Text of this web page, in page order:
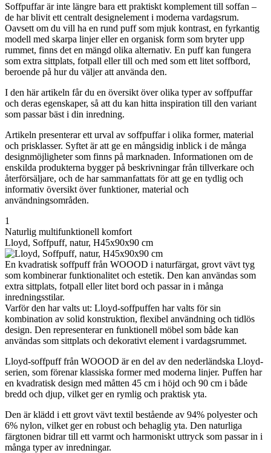
Soffpuffar är inte längre bara ett praktiskt komplement till soffan –
de har blivit ett centralt designelement i moderna vardagsrum.
Oavsett om du vill ha en rund puff som mjuk kontrast, en fyrkantig
modell med skarpa linjer eller en organisk form som bryter upp
rummet, finns det en mängd olika alternativ. En puff kan fungera
som extra sittplats, fotpall eller till och med som ett litet soffbord,
beroende på hur du väljer att använda den.
I den här artikeln får du en översikt över olika typer av soffpuffar
och deras egenskaper, så att du kan hitta inspiration till den variant
som passar bäst i din inredning.
Artikeln presenterar ett urval av soffpuffar i olika former, material
och prisklasser. Syftet är att ge en mångsidig inblick i de många
designmöjligheter som finns på marknaden. Informationen om de
enskilda produkterna bygger på beskrivningar från tillverkare och
återförsäljare, och de har sammanfattats för att ge en tydlig och
informativ översikt över funktioner, material och
användningsområden.
1
Naturlig multifunktionell komfort
Lloyd, Soffpuff, natur, H45x90x90 cm
En kvadratisk soffpuff från WOOOD i naturfärgat, grovt vävt tyg
som kombinerar funktionalitet och estetik. Den kan användas som
extra sittplats, fotpall eller litet bord och passar in i många
inredningsstilar.
Varför den har valts ut: Lloyd-soffpuffen har valts för sin
kombination av solid konstruktion, flexibel användning och tidlös
design. Den representerar en funktionell möbel som både kan
användas som sittplats och dekorativt element i vardagsrummet.
Lloyd-soffpuff från WOOOD är en del av den nederländska Lloyd-
serien, som förenar klassiska former med moderna linjer. Puffen har
en kvadratisk design med måtten 45 cm i höjd och 90 cm i både
bredd och djup, vilket ger en rymlig och praktisk yta.
Den är klädd i ett grovt vävt textil bestående av 94% polyester och
6% nylon, vilket ger en robust och behaglig yta. Den naturliga
färgtonen bidrar till ett varmt och harmoniskt uttryck som passar in i
många typer av inredningar.